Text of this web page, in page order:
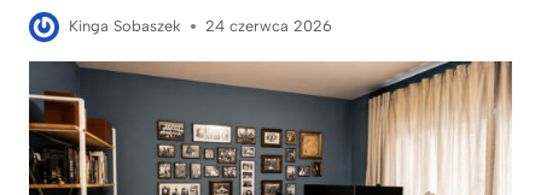
Kinga Sobaszek 24 czerwca 2026